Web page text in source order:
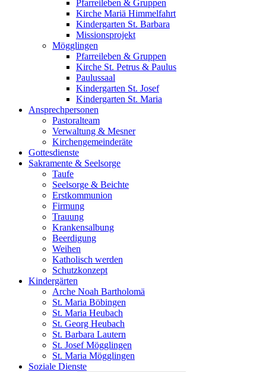
Pfarreileben & Gruppen
Kirche Mariä Himmelfahrt
Kindergarten St. Barbara
Missionsprojekt
Mögglingen
Pfarreileben & Gruppen
Kirche St. Petrus & Paulus
Paulussaal
Kindergarten St. Josef
Kindergarten St. Maria
Ansprechpersonen
Pastoralteam
Verwaltung & Mesner
Kirchengemeinderäte
Gottesdienste
Sakramente & Seelsorge
Taufe
Seelsorge & Beichte
Erstkommunion
Firmung
Trauung
Krankensalbung
Beerdigung
Weihen
Katholisch werden
Schutzkonzept
Kindergärten
Arche Noah Bartholomä
St. Maria Böbingen
St. Maria Heubach
St. Georg Heubach
St. Barbara Lautern
St. Josef Mögglingen
St. Maria Mögglingen
Soziale Dienste